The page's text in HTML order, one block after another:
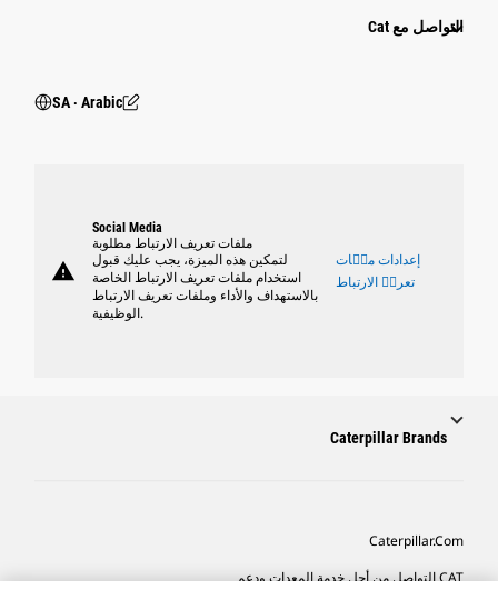
التواصل مع Cat
SA ‧ Arabic
warning
Social Media
ملفات تعريف الارتباط مطلوبة
لتمكين هذه الميزة، يجب عليك قبول
استخدام ملفات تعريف الارتباط الخاصة
بالاستهداف والأداء وملفات تعريف الارتباط
الوظيفية.
إعدادات ملٝات
تعريٝ الارتباط
Caterpillar Brands
Caterpillar.com
CAT التواصل من أجل خدمة المعدات ودعم